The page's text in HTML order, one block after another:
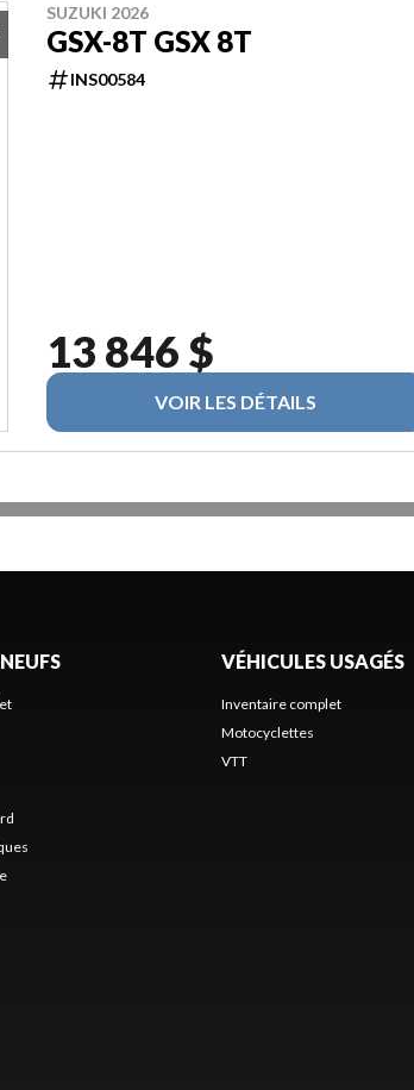
SUZUKI 2026
GSX-8T GSX 8T
INS00584
13 846 $
VOIR LES DÉTAILS
VÉHICULES USAGÉS
Inventaire complet
Motocyclettes
VTT